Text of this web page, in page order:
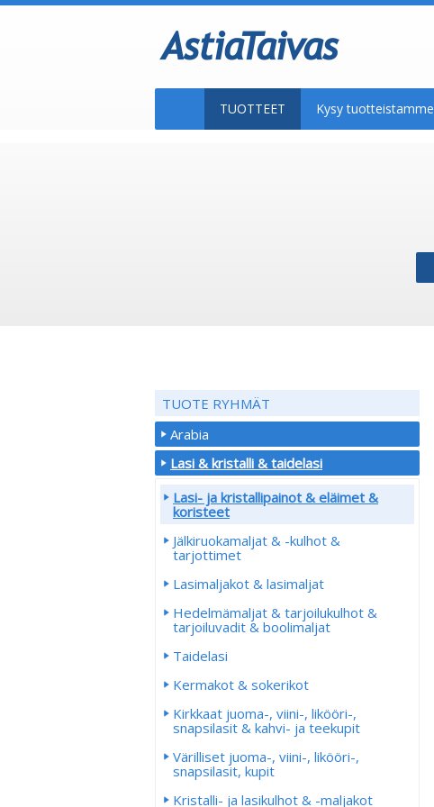
TUOTTEET Kysy tuotteistamme
TUOTE RYHMÄT
Arabia
Lasi & kristalli & taidelasi
Lasi- ja kristallipainot & eläimet &
koristeet
Jälkiruokamaljat & -kulhot &
tarjottimet
Lasimaljakot & lasimaljat
Hedelmämaljat & tarjoilukulhot &
tarjoiluvadit & boolimaljat
Taidelasi
Kermakot & sokerikot
Kirkkaat juoma-, viini-, likööri-,
snapsilasit & kahvi- ja teekupit
Värilliset juoma-, viini-, likööri-,
snapsilasit, kupit
Kristalli- ja lasikulhot & -maljakot